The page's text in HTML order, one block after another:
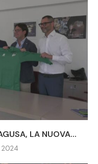
LA NUOVA...
2024